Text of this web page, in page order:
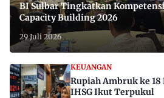
BI Sulbar Tingkatkan
Capacity Building 2026
29 Juli 2026
KEUANGAN
Rupiah Ambruk ke 18
IHSG Ikut Terpukul